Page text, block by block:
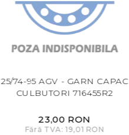
25/74-95 AGV - GARN CAPAC
CULBUTORI 716455R2
23,00 RON
Fără TVA: 19,01 RON